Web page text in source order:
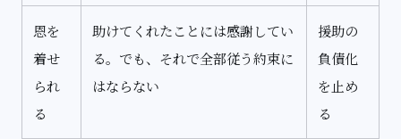
恩を
着せ
られ
る
助けてくれたことには感謝してい
る。でも、それで全部従う約束に
はならない
援助の
負債化
を止め
る